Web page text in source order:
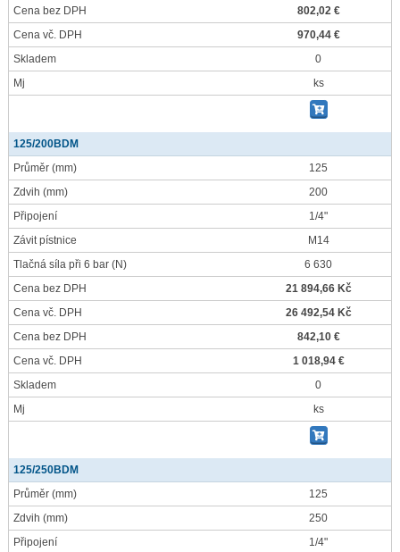
Cena bez DPH
802,02 €
Cena vč. DPH
970,44 €
Skladem
0
Mj
ks
125/200BDM
Průměr (mm)
125
Zdvih (mm)
200
Připojení
1/4"
Závit pístnice
M14
Tlačná síla při 6 bar (N)
6 630
Cena bez DPH
21 894,66 Kč
Cena vč. DPH
26 492,54 Kč
Cena bez DPH
842,10 €
Cena vč. DPH
1 018,94 €
Skladem
0
Mj
ks
125/250BDM
Průměr (mm)
125
Zdvih (mm)
250
Připojení
1/4"